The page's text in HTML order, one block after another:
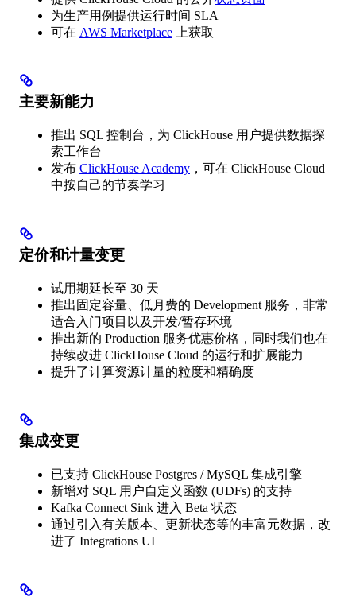
为生产用例提供运行时间 SLA
可在 AWS Marketplace 上获取
主要新能力
推出 SQL 控制台，为 ClickHouse 用户提供数据探
索工作台
发布 ClickHouse Academy ，可在 ClickHouse Cloud
中按自己的节奏学习
定价和计量变更
试用期延长至 30 天
推出固定容量、低月费的 Development 服务，非常
适合入门项目以及开发/暂存环境
推出新的 Production 服务优惠价格，同时我们也在
持续改进 ClickHouse Cloud 的运行和扩展能力
提升了计算资源计量的粒度和精确度
集成变更
已支持 ClickHouse Postgres / MySQL 集成引擎
新增对 SQL 用户自定义函数 (UDFs) 的支持
Kafka Connect Sink 进入 Beta 状态
通过引入有关版本、更新状态等的丰富元数据，改
进了 Integrations UI